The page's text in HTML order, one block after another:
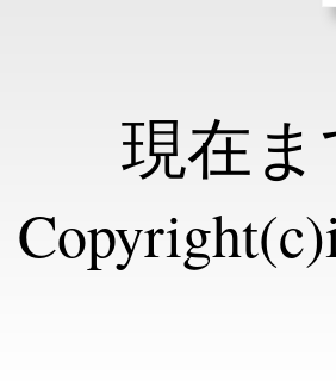
現在ま